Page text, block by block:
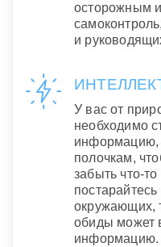
осторожным
и
У вас от
необходимо
информацию,
полочкам,
забыть что-
окружающих,
обиды может
информацию.